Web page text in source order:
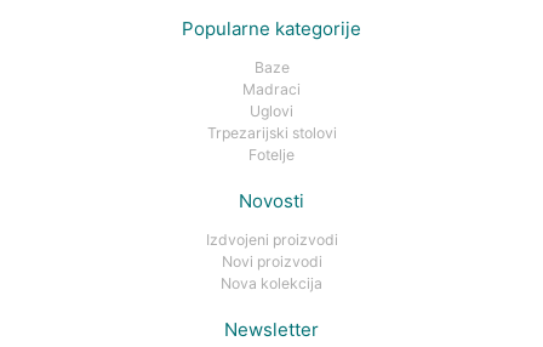
Popularne kategorije
Baze
Madraci
Uglovi
Trpezarijski stolovi
Fotelje
Novosti
Izdvojeni proizvodi
Novi proizvodi
Nova kolekcija
Newsletter